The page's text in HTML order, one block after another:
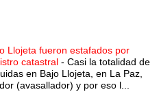
Llojeta fueron estafados por
catastral - Casi la totalidad de
en Bajo Llojeta, en La Paz,
(avasallador) y por eso l...